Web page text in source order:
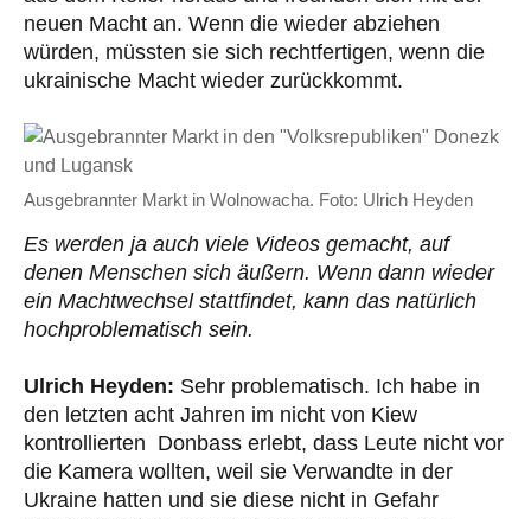
neuen Macht an. Wenn die wieder abziehen
würden, müssten sie sich rechtfertigen, wenn die
ukrainische Macht wieder zurückkommt.
Ausgebrannter Markt in Wolnowacha. Foto: Ulrich Heyden
Es werden ja auch viele Videos gemacht, auf
denen Menschen sich äußern. Wenn dann wieder
ein Machtwechsel stattfindet, kann das natürlich
hochproblematisch sein.
Ulrich Heyden: Sehr problematisch. Ich habe in
den letzten acht Jahren im nicht von Kiew
kontrollierten Donbass erlebt, dass Leute nicht vor
die Kamera wollten, weil sie Verwandte in der
Ukraine hatten und sie diese nicht in Gefahr